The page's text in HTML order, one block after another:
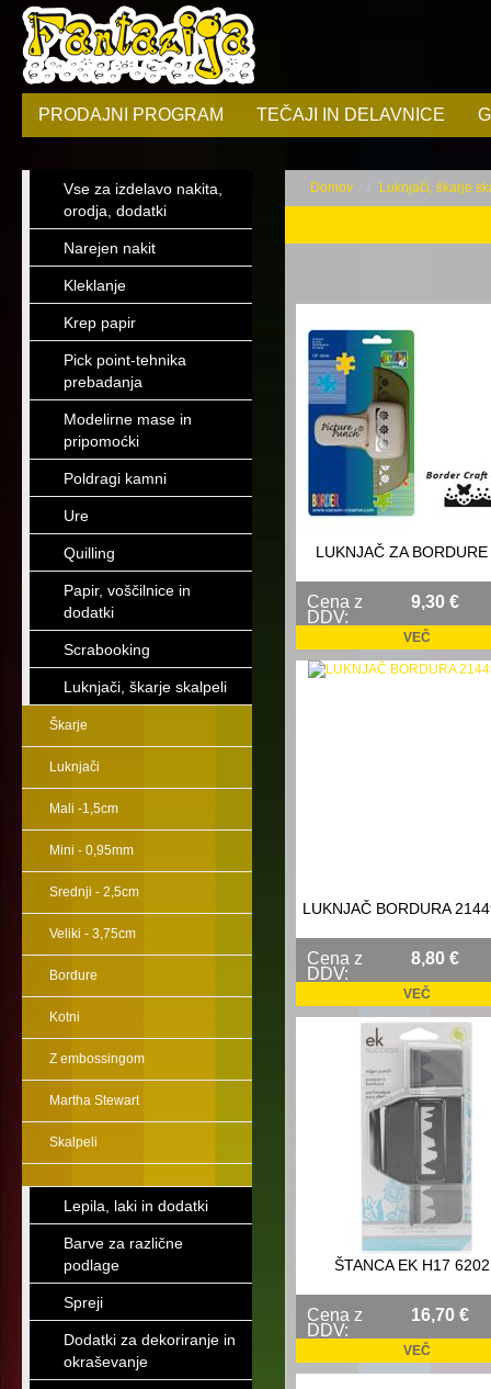
PRODAJNI PROGRAM TEČAJI IN DELAVNICE
Vse za izdelavo nakita,
orodja, dodatki
Narejen nakit
Kleklanje
Krep papir
Pick point-tehnika
prebadanja
Modelirne mase in
pripomoćki
Poldragi kamni
Ure
Quilling
Papir, voščilnice in
dodatki
Scrabooking
Luknjači, škarje skalpeli
Škarje
Luknjači
Mali -1,5cm
Mini - 0,95mm
Srednji - 2,5cm
Veliki - 3,75cm
Bordure
Kotni
Z embossingom
Martha Stewart
Skalpeli
Lepila, laki in dodatki
Barve za različne
podlage
Spreji
Dodatki za dekoriranje in
okraševanje
Domov Luknjači, škarje
LUKNJAČ ZA
Cena z
DDV:
9,30 €
VEČ
LUKNJAČ BORDURA
Cena z
DDV:
8,80 €
VEČ
ŠTANCA EK H17
Cena z
DDV:
16,70 €
VEČ